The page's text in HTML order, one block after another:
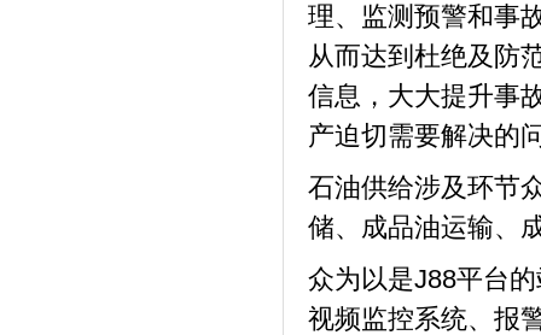
理、监测预警和事
从而达到杜绝及防
信息，大大提升事
产迫切需要解决的
石油供给涉及环节
储、成品油运输、
众为以是J88平台
视频监控系统、报